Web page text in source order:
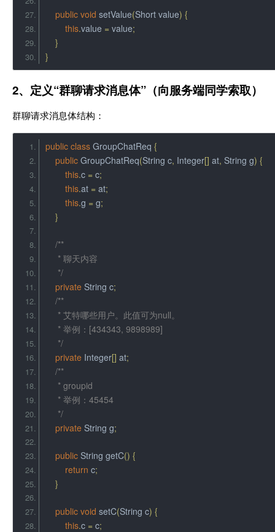
public void setValue(Short value) {
this.value = value;
}
}
2、定义“群聊请求消息体”（向服务端同学索取）
群聊请求消息体结构：
public class GroupChatReq {
public GroupChatReq(String c, Integer[] at, String g) {
this.c = c;
this.at = at;
this.g = g;
}
/**
     * 聊天内容
     */
private String c;
/**
     * 艾特哪些用户。此值可为null。
     * 举例：[434343, 9898989]
     */
private Integer[] at;
/**
     * groupid
     * 举例：45454
     */
private String g;
public String getC() {
return c;
}
public void setC(String c) {
this.c = c;